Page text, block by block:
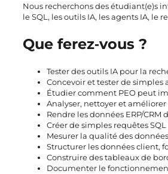
Nous recherchons des étudiant(e)s
le SQL, les outils IA, les agents IA, le
Que ferez‑vous ?
Tester des outils IA pour la
Concevoir et tester de simples
Étudier comment PEO peut
Analyser, nettoyer et améliorer
Rendre les données ERP/
Créer de simples requêtes
Mesurer la qualité des
Structurer les données client,
Construire des tableaux de
Documenter le